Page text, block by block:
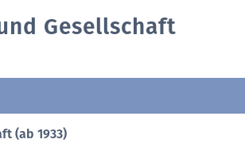
Gesellschaft
(ab 1933)